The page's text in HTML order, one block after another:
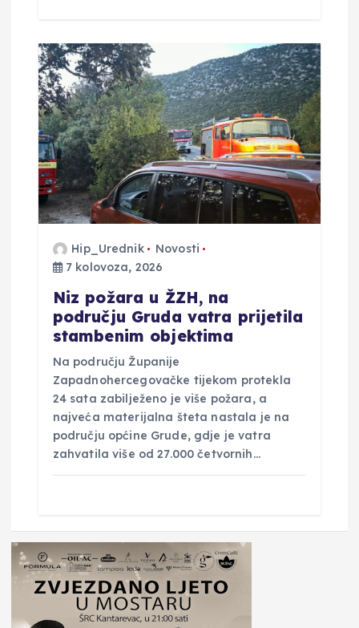
Hip_Urednik
Novosti
7 kolovoza, 2026
Niz požara u ŽZH, na
području Gruda vatra prijetila
stambenim objektima
Na području Županije
Zapadnohercegovačke tijekom protekla
24 sata zabilježeno je više požara, a
najveća materijalna šteta nastala je na
području općine Grude, gdje je vatra
zahvatila više od 27.000 četvornih…